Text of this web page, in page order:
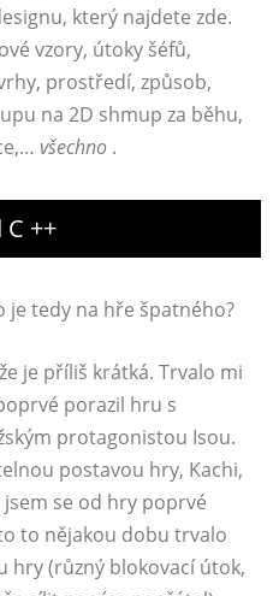
který najdete zde.
vzory, útoky šéfů,
prostředí, způsob,
na 2D shmup za běhu,
všechno .
C ++
je tedy na hře špatného?
je příliš krátká. Trvalo mi
porazil hru s
protagonistou Isou.
postavou hry, Kachi,
se od hry poprvé
to nějakou dobu trvalo
hry (různý blokovací útok,